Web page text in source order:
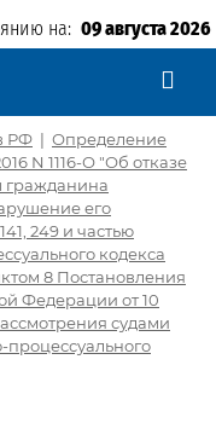
на: 09 августа 2026
РФ | Определение
N 1116-О "Об отказе
гражданина
его
249 и частью
кодекса
8 Постановления
Федерации от 10
судами
процессуального